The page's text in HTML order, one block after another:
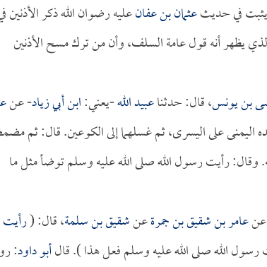
يثبت في حديثعثمان بن عفانعليه رضوان الله ذكر الأذنين
يظهر أنه قول عامة السلف، وأن من ترك مسح الأذنين
بن يونس، قال: حدثناعبيد الله-يعني:ابن أبي زياد- عن
اليمنى على اليسرى، ثم غسلهما إلى الكوعين. قال: ثم
رأيت رسول الله صلى الله عليه وسلم توضأ مثل ما
عنعامر بن شقيق بن جمرةعنشقيق بن سلمة، قال: (رأيت
رسول الله صلى الله عليه وسلم فعل هذا ). قالأبو داود: